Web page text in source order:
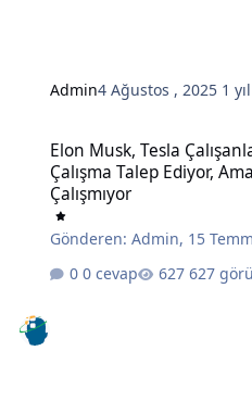
Admin4 Ağustos , 2025 1 yıl
Elon Musk, Tesla
Çalışma Talep Ediyor,
Çalışmıyor
Gönderen:Admin, 15
0 cevap
627